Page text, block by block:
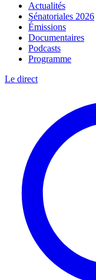
Actualités
Sénatoriales 2026
Émissions
Documentaires
Podcasts
Programme
Le direct